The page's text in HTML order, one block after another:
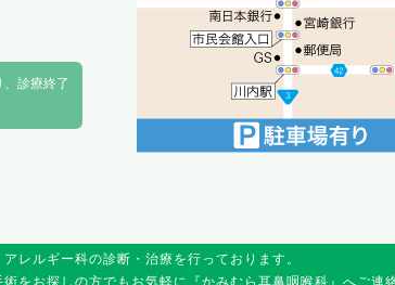
診療終了
レルギー科の診断・治療を行っております。
をお探しの方でもお気軽に『かみむら耳鼻咽喉科』へご連